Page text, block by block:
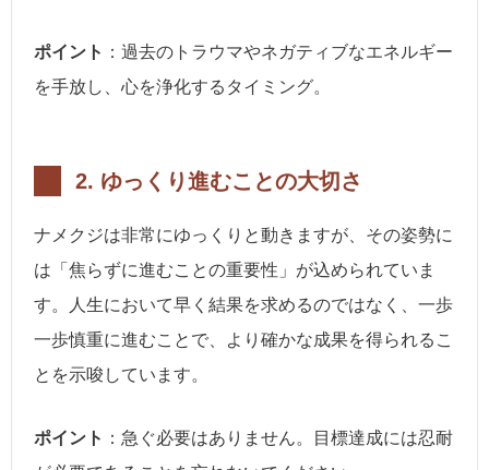
ポイント ：過去のトラウマやネガティブなエネルギー
を手放し、心を浄化するタイミング。
2. ゆっくり進むことの大切さ
ナメクジは非常にゆっくりと動きますが、その姿勢に
は「焦らずに進むことの重要性」が込められていま
す。人生において早く結果を求めるのではなく、一歩
一歩慎重に進むことで、より確かな成果を得られるこ
とを示唆しています。
ポイント ：急ぐ必要はありません。目標達成には忍耐